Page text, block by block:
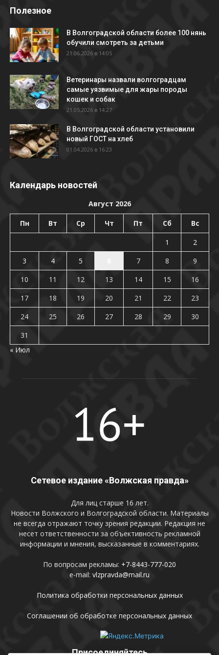
Полезное
В Волгоградской области более 100 нянь
обучили смотреть за детьми
21.06.2026 в 14:05
Ветеринары назвали волгоградцам
самые уязвимые для жары породы
кошек и собак
21.05.2026 в 14:27
В Волгоградской области установили
новый ГОСТ на хлеб
01.04.2026 в 16:23
Календарь новостей
Август 2026
Пн Вт Ср Чт Пт Сб Вс
1
2
3
4 5 7 8
9
10
11 12 13 14 15
16
17
18 19 20 21 22
23
24
25 26 27 28 29
30
31
« Июл
Сетевое издание «Волжская правда»
Для лиц старше 16 лет.
Новости Волжского и Волгоградской области. Материалы
не всегда отражают точку зрения редакции. Редакция не
несет ответственности за объективность рекламной
информации и мнения, высказанные в комментариях.
По вопросам рекламы: +7-8443-777-020
e-mail: vlzpravda@mail.ru
Политика обработки персональных данных
Соглашении об обработке персональных данных
Присоединяйтесь